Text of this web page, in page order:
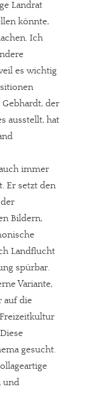
Landrat
könnte,
Ich
es wichtig
der
ausstellt, hat
immer
Er setzt den
Bildern,
Landflucht
spürbar.
Variante,
auf die
gesucht.
und